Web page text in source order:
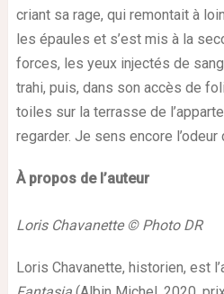
criant sa rage, qui remontait à
les épaules et s’est mis à la
forces, les yeux injectés de
trahi, puis, dans son accès de
toiles sur la terrasse de
regarder. Je sens encore l’odeur
À propos de l’auteur
Loris Chavanette © Photo DR
Loris Chavanette, historien, est